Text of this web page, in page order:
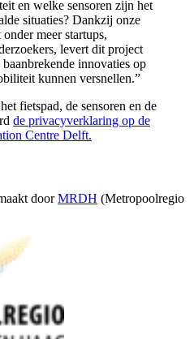
en welke sensoren zijn het
situaties? Dankzij onze
meer startups,
levert dit project
innovaties op
kunnen versnellen.”
fietspad, de sensoren en de
de privacyverklaring op de
Centre Delft.
doorMRDH (Metropoolregio